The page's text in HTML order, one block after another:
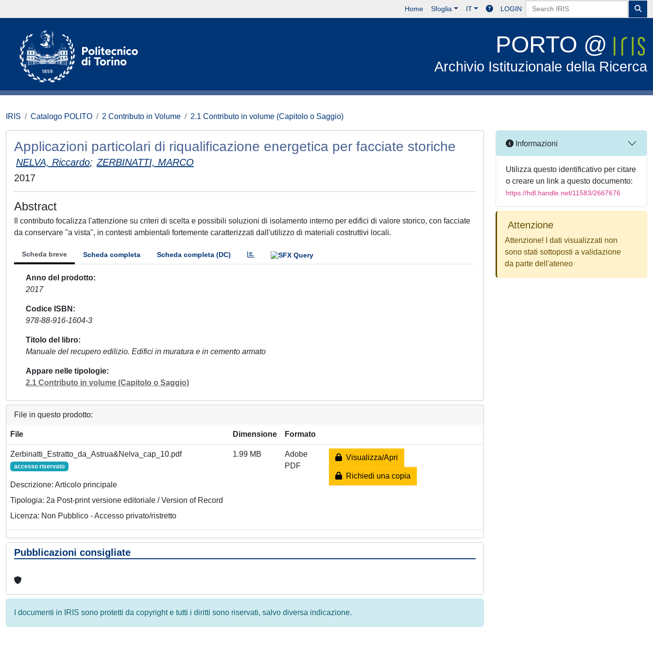
Home Sfoglia IT LOGIN
PORTO @
Archivio Istituzionale della Ricerca
IRIS Catalogo POLITO 2 Contributo in Volume 2.1 Contributo in volume (Capitolo o Saggio)
Applicazioni particolari di riqualificazione energetica per facciate storiche
NELVA, Riccardo; ZERBINATTI, MARCO
2017
Abstract
Il contributo focalizza l'attenzione su criteri di scelta e possibili soluzioni di isolamento interno per edifici di valore storico, con facciate
da conservare "a vista", in contesti ambientali fortemente caratterizzati dall'utilizzo di materiali costruttivi locali.
Scheda breve Scheda completa Scheda completa (DC)
Anno del prodotto
2017
Codice ISBN
978-88-916-1604-3
Titolo del libro
Manuale del recupero edilizio. Edifici in muratura e in cemento armato
Appare nelle tipologie
2.1 Contributo in volume (Capitolo o Saggio)
File in questo prodotto:
File Dimensione Formato
Zerbinatti_Estratto_da_Astrua&Nelva_cap_10.pdf
accesso riservato
Descrizione: Articolo principale
Tipologia: 2a Post-print versione editoriale / Version of Record
Licenza: Non Pubblico - Accesso privato/ristretto
1.99 MB
Adobe
PDF
Visualizza/Apri
Richiedi una copia
Pubblicazioni consigliate
I documenti in IRIS sono protetti da copyright e tutti i diritti sono riservati, salvo diversa indicazione.
Informazioni
Utilizza questo identificativo per citare
o creare un link a questo documento:
https://hdl.handle.net/11583/2667676
Attenzione
Attenzione! I dati visualizzati non
sono stati sottoposti a validazione
da parte dell'ateneo